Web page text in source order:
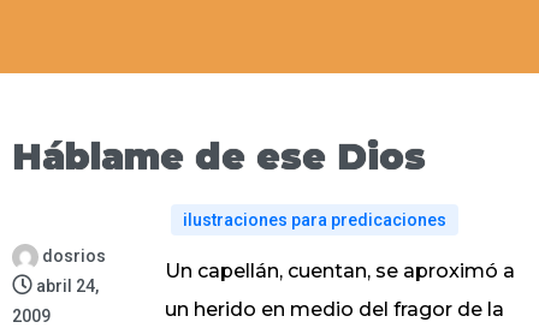
Háblame de ese Dios
dosrios
abril 24,
2009
ilustraciones para predicaciones
Un capellán, cuentan, se aproximó a
un herido en medio del fragor de la